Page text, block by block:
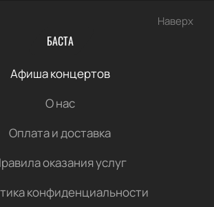
Наверх
БАСТА
Афиша концертов
О нас
Оплата и доставка
оказания услуг
конфиденциальности